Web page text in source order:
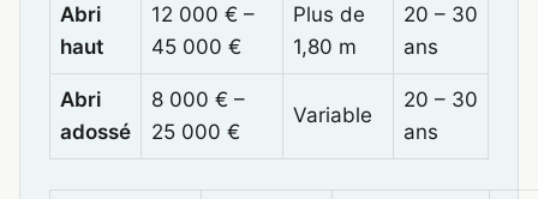
Abri
haut
12 000 € –
45 000 €
Plus de
1,80 m
20 – 30
ans
Abri
adossé
8 000 € –
25 000 €
Variable
20 – 30
ans